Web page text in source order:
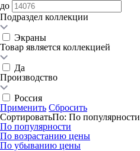
до
Подраздел коллекции
Экраны
Товар является коллекцией
Да
Производство
Россия
Применить Сбросить
СортироватьПо: По популярности
По популярности
По возрастанию цены
По убыванию цены